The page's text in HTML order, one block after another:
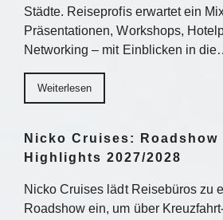
Städte. Reiseprofis erwartet ein
Präsentationen, Workshops,
Networking – mit Einblicken in
Weiterlesen
Nicko Cruises:
Highlights 2027/2028
Nicko Cruises lädt Reisebüros zu
Roadshow ein, um über